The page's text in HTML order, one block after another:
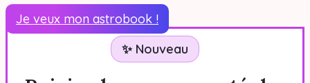
Je veux mon astrobook !
✨ Nouveau